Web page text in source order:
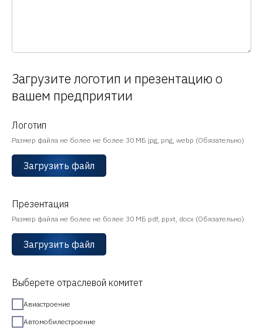
Загрузите логотип и презентацию о
вашем предприятии
Логотип
Размер файла не более не более 30 МБ jpg, png, webp (Обязательно)
Загрузить файл
Презентация
Размер файла не более не более 30 МБ pdf, ppxt, docx (Обязательно)
Загрузить файл
Выберете отраслевой комитет
Авиастроение
Автомобилестроение